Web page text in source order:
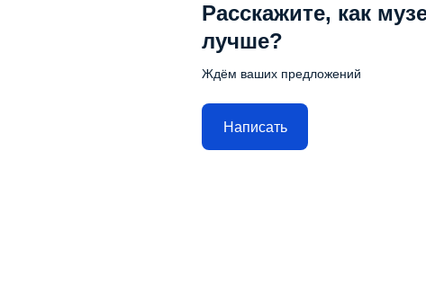
Расскажите, как
лучше?
Ждём ваших предложений
Написать